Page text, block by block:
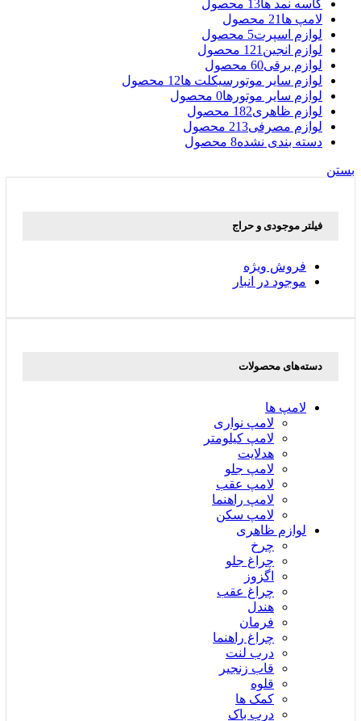
کاسه نمد ها13 محصول
لامپ ها 21 محصول
لوازم اسپرت5 محصول
لوازم انجین 121 محصول
لوازم برقی60 محصول
لوازم سایر موتورسیکلت ها12 محصول
لوازم سایر موتورها0 محصول
لوازم ظاهری182 محصول
لوازم مصرفی213 محصول
دسته بندی نشده8 محصول
بستن
فیلتر موجودی و حراج
فروش ویژه
موجود در انبار
دسته‌های محصولات
لامپ ها
لامپ نواری
لامپ کیلومتر
هدلایت
لامپ جلو
لامپ عقب
لامپ راهنما
لامپ سکن
لوازم ظاهری
چرخ
چراغ جلو
اگزوز
چراغ عقب
هندل
فرمان
چراغ راهنما
درب لنت
قاب زنجیر
قلوه
کمک ها
درب باک